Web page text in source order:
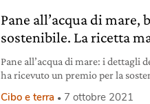
Pane all’acqua di mare,
sostenibile. La ricetta
Pane all’acqua di mare: i dettagli
ha ricevuto un premio per la
Cibo e terra 7 ottobre 2021